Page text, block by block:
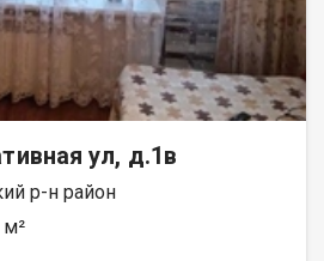
Тиханова Анастасия
ул, д.1в
р-н район
м²